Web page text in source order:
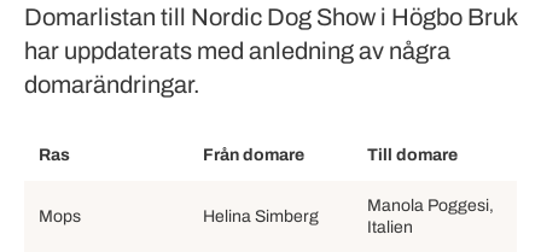
Domarlistan till Nordic Dog Show i Högbo Bruk
har uppdaterats med anledning av några
domarändringar.
Ras Från domare Till domare
Mops Helina Simberg
Manola Poggesi,
Italien